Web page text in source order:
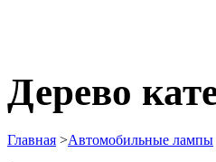
Дерево
Главная >Автомобильные лампы